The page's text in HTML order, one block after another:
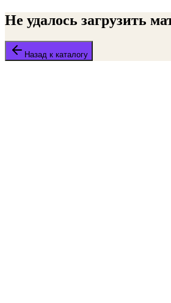
Не удалось загрузить
Назад к каталогу